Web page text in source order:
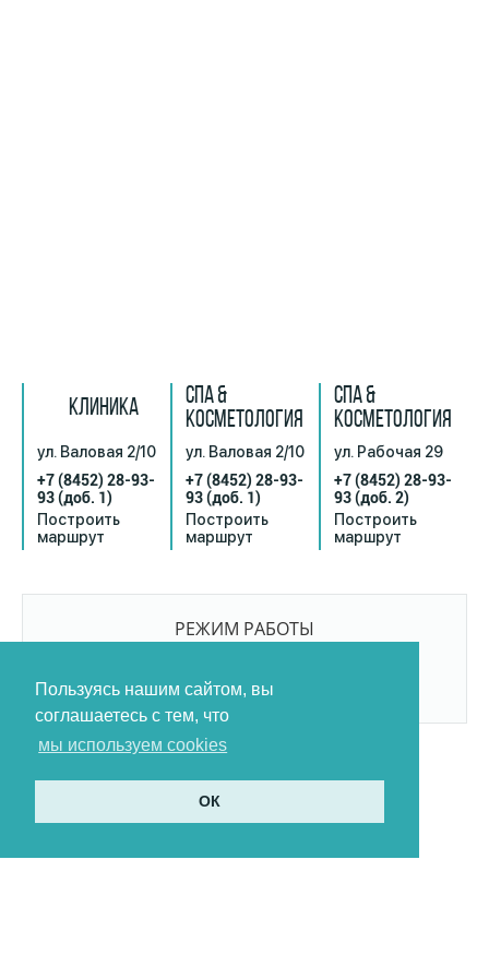
Пользуясь нашим сайтом, вы
соглашаетесь с тем, что
мы используем cookies
ОК
КЛИНИКА
ул. Валовая 2/10
+7 (8452) 28-93-
93(доб. 1)
Построить
маршрут
СПА &
КОСМЕТОЛОГИЯ
ул. Валовая 2/10
+7 (8452) 28-93-
93(доб. 1)
Построить
маршрут
СПА &
КОСМЕТОЛОГИЯ
ул. Рабочая 29
+7 (8452) 28-93-
93(доб. 2)
Построить
маршрут
РЕЖИМ РАБОТЫ
БЕЗ ПЕРЕРЫВОВ И ВЫХОДНЫХ